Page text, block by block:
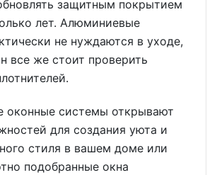
защитным покрытием
лет. Алюминиевые
не нуждаются в уходе,
все же стоит проверить
оконные системы открывают
для создания уюта и
стиля в вашем доме или
подобранные окна